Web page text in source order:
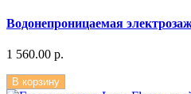
Водонепроницаемая
1 560.00 р.
В корзину